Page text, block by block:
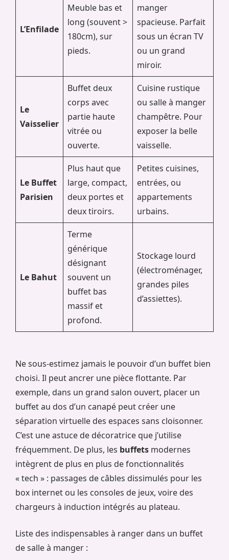
L’Enfilade
Meuble bas et
long (souvent >
180cm), sur
pieds.
manger
spacieuse. Parfait
sous un écran TV
ou un grand
miroir.
Le
Vaisselier
Buffet deux
corps avec
partie haute
vitrée ou
ouverte.
Cuisine rustique
ou salle à manger
champêtre. Pour
exposer la belle
vaisselle.
Le Buffet
Parisien
Plus haut que
large, compact,
deux portes et
deux tiroirs.
Petites cuisines,
entrées, ou
appartements
urbains.
Le Bahut
Terme
générique
désignant
souvent un
buffet bas
massif et
profond.
Stockage lourd
(électroménager,
grandes piles
d’assiettes).
Ne sous-estimez jamais le pouvoir d’un buffet bien
choisi. Il peut ancrer une pièce flottante. Par
exemple, dans un grand salon ouvert, placer un
buffet au dos d’un canapé peut créer une
séparation virtuelle des espaces sans cloisonner.
C’est une astuce de décoratrice que j’utilise
fréquemment. De plus, les buffets modernes
intègrent de plus en plus de fonctionnalités
« tech » : passages de câbles dissimulés pour les
box internet ou les consoles de jeux, voire des
chargeurs à induction intégrés au plateau.
Liste des indispensables à ranger dans un buffet
de salle à manger :